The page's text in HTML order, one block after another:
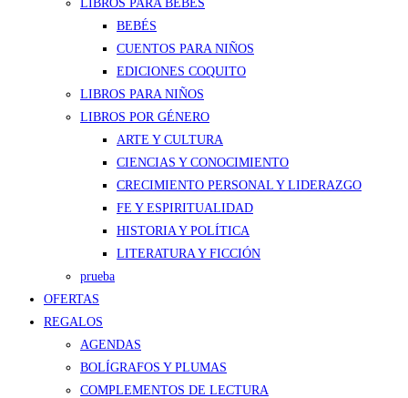
LIBROS PARA BEBÉS
BEBÉS
CUENTOS PARA NIÑOS
EDICIONES COQUITO
LIBROS PARA NIÑOS
LIBROS POR GÉNERO
ARTE Y CULTURA
CIENCIAS Y CONOCIMIENTO
CRECIMIENTO PERSONAL Y LIDERAZGO
FE Y ESPIRITUALIDAD
HISTORIA Y POLÍTICA
LITERATURA Y FICCIÓN
prueba
OFERTAS
REGALOS
AGENDAS
BOLÍGRAFOS Y PLUMAS
COMPLEMENTOS DE LECTURA